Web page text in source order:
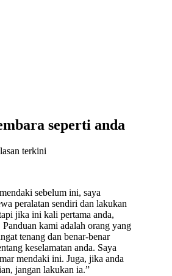
seperti anda
terkini
sebelum ini, saya
peralatan sendiri dan lakukan
jika ini kali pertama anda,
Panduan kami adalah orang yang
tenang dan benar-benar
keselamatan anda. Saya
mendaki ini. Juga, jika anda
jangan lakukan ia.”